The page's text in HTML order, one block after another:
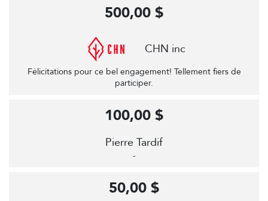
CHN inc
Félicitations pour ce bel engagement! Tellement fiers de
participer.
500,00 $
Pierre Tardif
-
100,00 $
50,00 $